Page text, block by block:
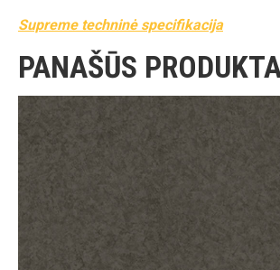
Supreme techninė specifikacija
PANAŠŪS